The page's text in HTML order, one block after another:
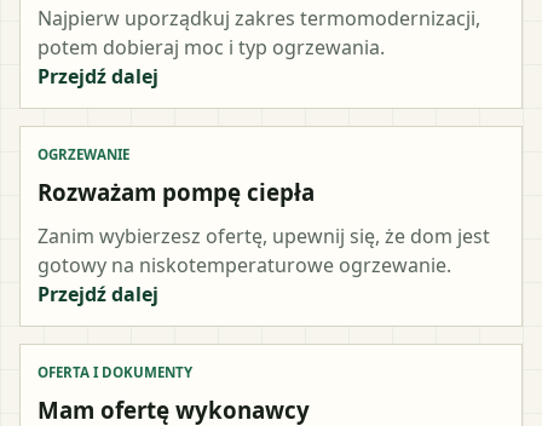
Najpierw uporządkuj zakres termomodernizacji,
potem dobieraj moc i typ ogrzewania.
Przejdź dalej
OGRZEWANIE
Rozważam pompę ciepła
Zanim wybierzesz ofertę, upewnij się, że dom jest
gotowy na niskotemperaturowe ogrzewanie.
Przejdź dalej
OFERTA I DOKUMENTY
Mam ofertę wykonawcy